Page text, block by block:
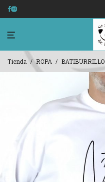
Tienda / ROPA / BATIBURRILLO